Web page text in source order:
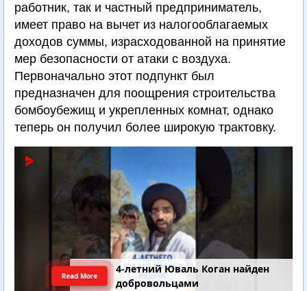
работник, так и частный предприниматель,
имеет право на вычет из налогооблагаемых
доходов суммы, израсходованной на принятие
мер безопасности от атаки с воздуха.
Первоначально этот подпункт был
предназначен для поощрения строительства
бомбоубежищ и укрепленных комнат, однако
теперь он получил более широкую трактовку.
4-летний Юваль Коган найден
добровольцами
Read More